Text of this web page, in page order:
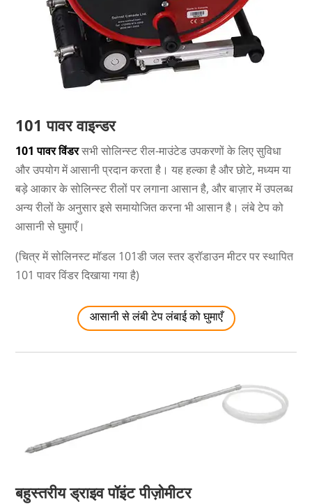
101 पावर वाइन्डर
101 पावर विंडरसभी सोलिन्स्ट रील-माउंटेड उपकरणों के लिए सुविधा
और उपयोग में आसानी प्रदान करता है। यह हल्का है और छोटे, मध्यम या
बड़े आकार के सोलिन्स्ट रीलों पर लगाना आसान है, और बाज़ार में उपलब्ध
अन्य रीलों के अनुसार इसे समायोजित करना भी आसान है। लंबे टेप को
आसानी से घुमाएँ।
(चित्र में सोलिनस्ट मॉडल 101डी जल स्तर ड्रॉडाउन मीटर पर स्थापित
101 पावर विंडर दिखाया गया है)
आसानी से लंबी टेप लंबाई को घुमाएँ
बहुस्तरीय ड्राइव पॉइंट पीज़ोमीटर